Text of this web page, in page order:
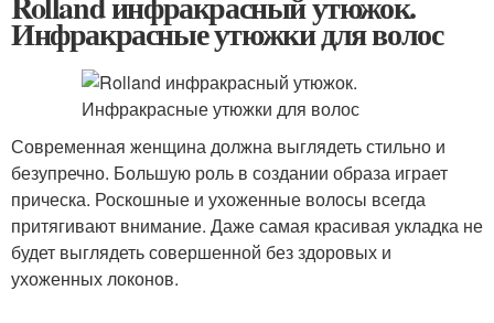
Инфракрасные утюжки для волос
Современная женщина должна выглядеть стильно и
безупречно. Большую роль в создании образа играет
прическа. Роскошные и ухоженные волосы всегда
притягивают внимание. Даже самая красивая укладка не
будет выглядеть совершенной без здоровых и
ухоженных локонов.